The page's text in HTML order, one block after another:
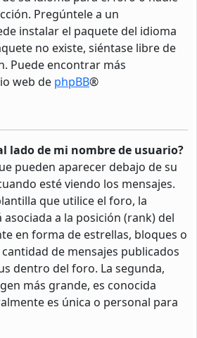
Pregúntele a un
instalar el paquete del idioma
no existe, siéntase libre de
Puede encontrar más
web de phpBB®
lado de mi nombre de usuario?
pueden aparecer debajo de su
esté viendo los mensajes.
que utilice el foro, la
a la posición (rank) del
en forma de estrellas, bloques o
de mensajes publicados
dentro del foro. La segunda,
más grande, es conocida
es única o personal para